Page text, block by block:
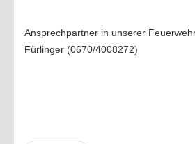
Ansprechpartner in unserer
Fürlinger (0670/4008272)